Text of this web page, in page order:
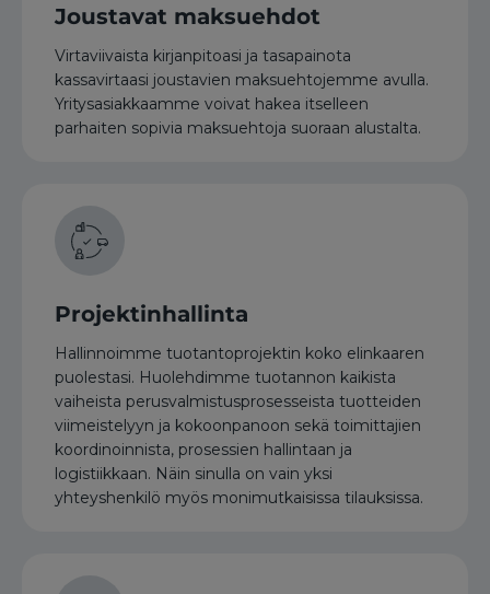
Joustavat maksuehdot
Virtaviivaista kirjanpitoasi ja tasapainota
kassavirtaasi joustavien maksuehtojemme avulla.
Yritysasiakkaamme voivat hakea itselleen
parhaiten sopivia maksuehtoja suoraan alustalta.
Projektinhallinta
Hallinnoimme tuotantoprojektin koko elinkaaren
puolestasi. Huolehdimme tuotannon kaikista
vaiheista perusvalmistusprosesseista tuotteiden
viimeistelyyn ja kokoonpanoon sekä toimittajien
koordinoinnista, prosessien hallintaan ja
logistiikkaan. Näin sinulla on vain yksi
yhteyshenkilö myös monimutkaisissa tilauksissa.